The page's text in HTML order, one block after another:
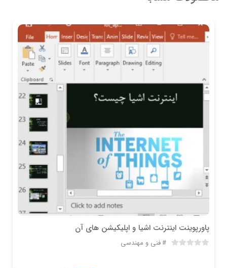
پاورپوینت اینترنت اشیا و اپلیکیشن های آن
فنی و مهندسی